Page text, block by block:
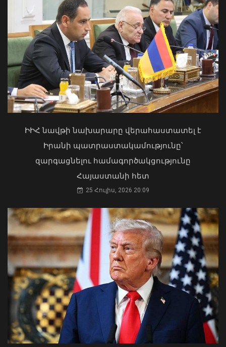
05 Օգոստոս, 2026 23:31
Ինչպե՞ս է շոգն ազդում սրտի վրա և
ինչպես պաշտպանվել. ԱՆ-ի
05 Օգոստոս, 2026 23:17
Երևանի Կենտրոնում պետության
սեփականության իրավունքն է
տարածքի և հողամասի նկատմամբ
31 Հուլիս, 2026 15:26
Մկրտության արարողությունից հետո
Արտաշատում 14 մարդ թունավորման
ախտանիշներով դիմել է ԲԿ. ՀՎԿԱԿ
02 Օգոստոս, 2026 15:06
ԻԻՀ նավթի նախարարը վերահաստատել է
Իրանի պատրաստակամությունը՝
զարգացնելու համագործակցությունը
Հայաստանի հետ
25 Հուլիս, 2026 20:09